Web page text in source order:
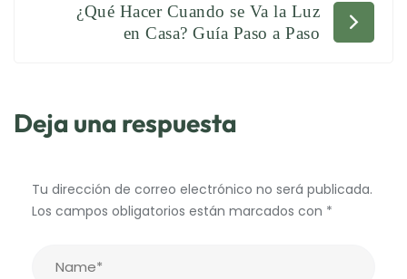
entradas
¿Qué Hacer Cuando se Va la Luz
en Casa? Guía Paso a Paso
Deja una respuesta
Tu dirección de correo electrónico no será publicada.
Los campos obligatorios están marcados con *